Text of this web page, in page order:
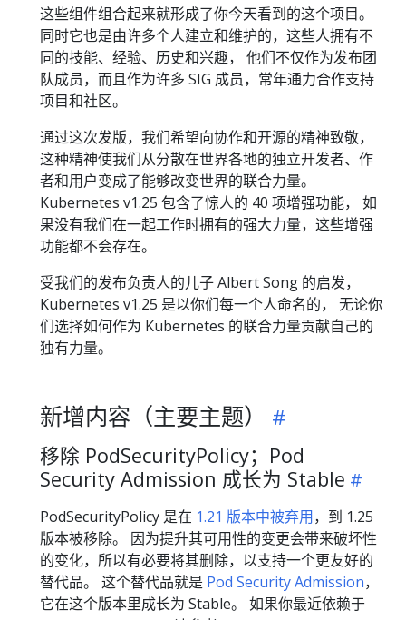
这些组件组合起来就形成了你今天看到的这个项目。
同时它也是由许多个人建立和维护的，这些人拥有不
同的技能、经验、历史和兴趣， 他们不仅作为发布团
队成员，而且作为许多 SIG 成员，常年通力合作支持
项目和社区。
通过这次发版，我们希望向协作和开源的精神致敬，
这种精神使我们从分散在世界各地的独立开发者、作
者和用户变成了能够改变世界的联合力量。
Kubernetes v1.25 包含了惊人的 40 项增强功能， 如
果没有我们在一起工作时拥有的强大力量，这些增强
功能都不会存在。
受我们的发布负责人的儿子 Albert Song 的启发，
Kubernetes v1.25 是以你们每一个人命名的， 无论你
们选择如何作为 Kubernetes 的联合力量贡献自己的
独有力量。
新增内容（主要主题）
移除 PodSecurityPolicy；Pod
Security Admission 成长为 Stable
PodSecurityPolicy 是在 1.21 版本中被弃用，到 1.25
版本被移除。 因为提升其可用性的变更会带来破坏性
的变化，所以有必要将其删除，以支持一个更友好的
替代品。 这个替代品就是 Pod Security Admission，
它在这个版本里成长为 Stable。 如果你最近依赖于